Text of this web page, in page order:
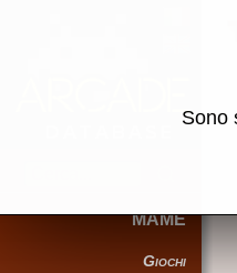
MAME
Giochi
Sono